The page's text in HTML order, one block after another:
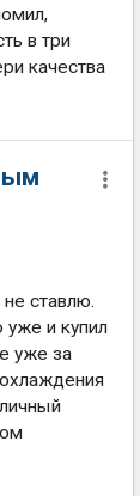
в три
качества
ставлю.
уже и купил
уже за